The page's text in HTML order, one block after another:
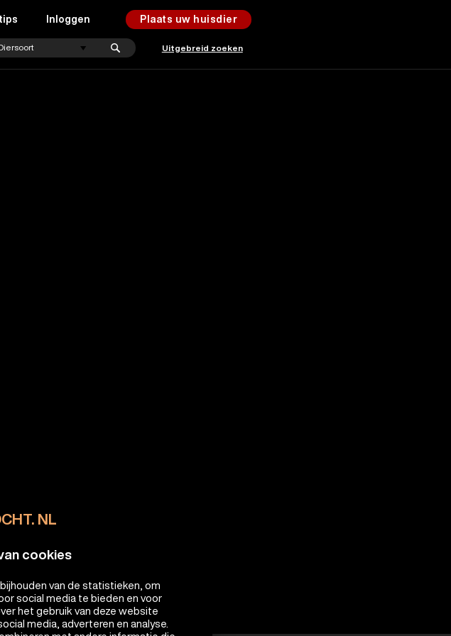
NL
cookies
van de statistieken, om
social media te bieden en voor
het gebruik van deze website
media, adverteren en analyse.
Inloggen Plaats uw huisdier
Uitgebreid zoeken